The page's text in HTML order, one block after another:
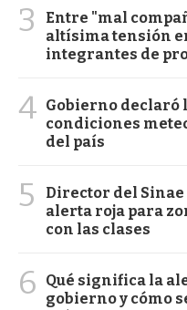
3
Entre "mal
altísima tensión
integrantes de
4 Gobierno declaró
condiciones
del país
5
Director del
alerta roja para
con las clases
6
Qué significa la
gobierno y cómo